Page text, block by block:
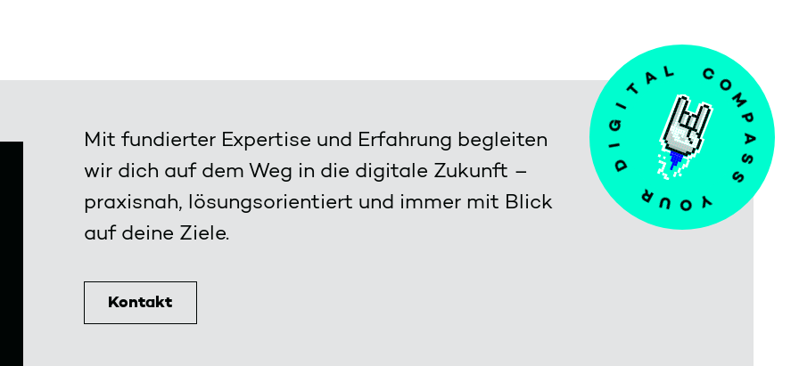
Mit fundierter Expertise und Erfahrung begleiten
wir dich auf dem Weg in die digitale Zukunft –
praxisnah, lösungsorientiert und immer mit Blick
auf deine Ziele.
Kontakt
Y
O
U
R
D
I
G
I T L
C
O
M
P
A
S